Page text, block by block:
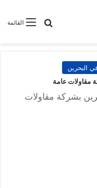
القائمةبحث عن
البحرين
عامة
بشركة مقاولات